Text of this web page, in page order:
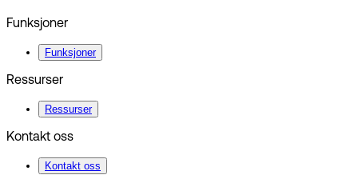
Funksjoner
Funksjoner
Ressurser
Ressurser
Kontakt oss
Kontakt oss